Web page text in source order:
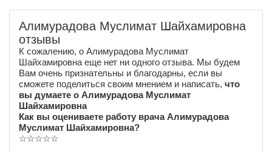
Алимурадова Муслимат Шайхамировна
отзывы
К сожалению, о Алимурадова Муслимат
Шайхамировна еще нет ни одного отзыва. Мы будем
Вам очень признательны и благодарны, если вы
сможете поделиться своим мнением и написать, что
вы думаете о Алимурадова Муслимат
Шайхамировна
Как вы оцениваете работу врача Алимурадова
Муслимат Шайхамировна?
☆☆☆☆☆